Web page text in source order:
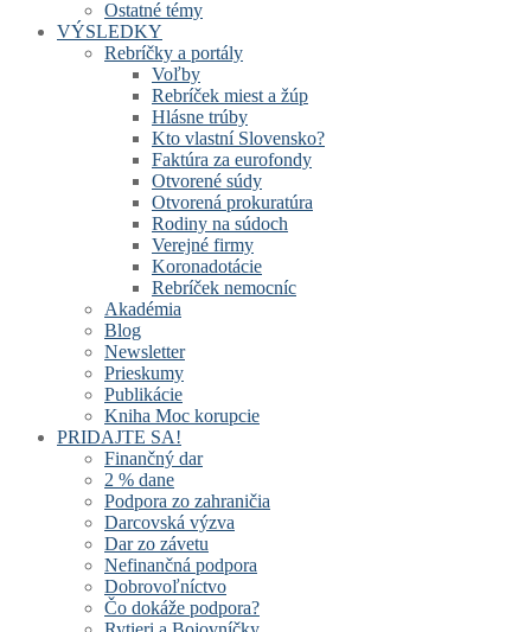
Ostatné témy
VÝSLEDKY
Rebríčky a portály
Voľby
Rebríček miest a žúp
Hlásne trúby
Kto vlastní Slovensko?
Faktúra za eurofondy
Otvorené súdy
Otvorená prokuratúra
Rodiny na súdoch
Verejné firmy
Koronadotácie
Rebríček nemocníc
Akadémia
Blog
Newsletter
Prieskumy
Publikácie
Kniha Moc korupcie
PRIDAJTE SA!
Finančný dar
2 % dane
Podpora zo zahraničia
Darcovská výzva
Dar zo závetu
Nefinančná podpora
Dobrovoľníctvo
Čo dokáže podpora?